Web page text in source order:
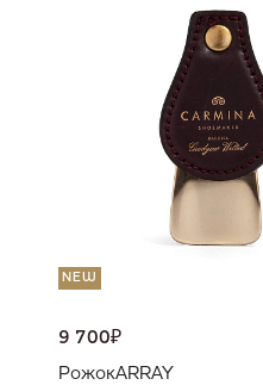
NEW
9 700₽
РожокARRAY